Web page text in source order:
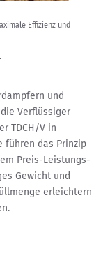
Effizienz und
und
Verflüssiger
TDCH/V in
führen das Prinzip
Preis-Leistungs-
Gewicht und
erleichtern